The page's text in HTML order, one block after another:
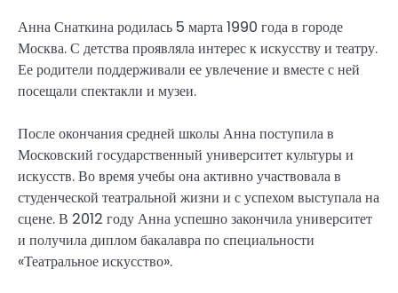
Анна Снаткина родилась 5 марта 1990 года в городе
Москва. С детства проявляла интерес к искусству и театру.
Ее родители поддерживали ее увлечение и вместе с ней
посещали спектакли и музеи.
После окончания средней школы Анна поступила в
Московский государственный университет культуры и
искусств. Во время учебы она активно участвовала в
студенческой театральной жизни и с успехом выступала на
сцене. В 2012 году Анна успешно закончила университет
и получила диплом бакалавра по специальности
«Театральное искусство».